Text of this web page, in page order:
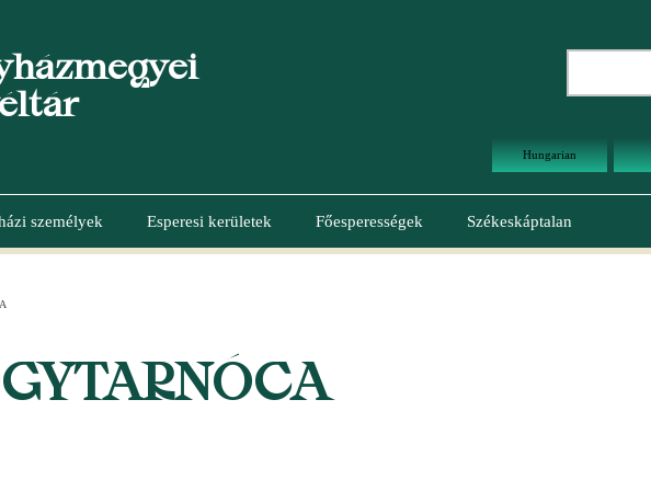
Hungarian
személyek Esperesi kerületek Főesperességek Székeskáptalan